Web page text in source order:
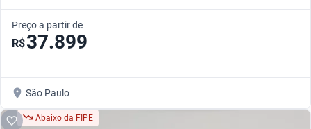
Preço a partir de
R$37.899
São Paulo
Abaixo da FIPE